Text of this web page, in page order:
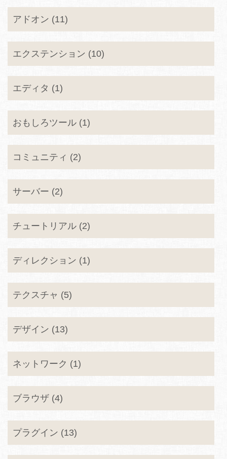
アドオン (11)
エクステンション (10)
エディタ (1)
おもしろツール (1)
コミュニティ (2)
サーバー (2)
チュートリアル (2)
ディレクション (1)
テクスチャ (5)
デザイン (13)
ネットワーク (1)
ブラウザ (4)
プラグイン (13)